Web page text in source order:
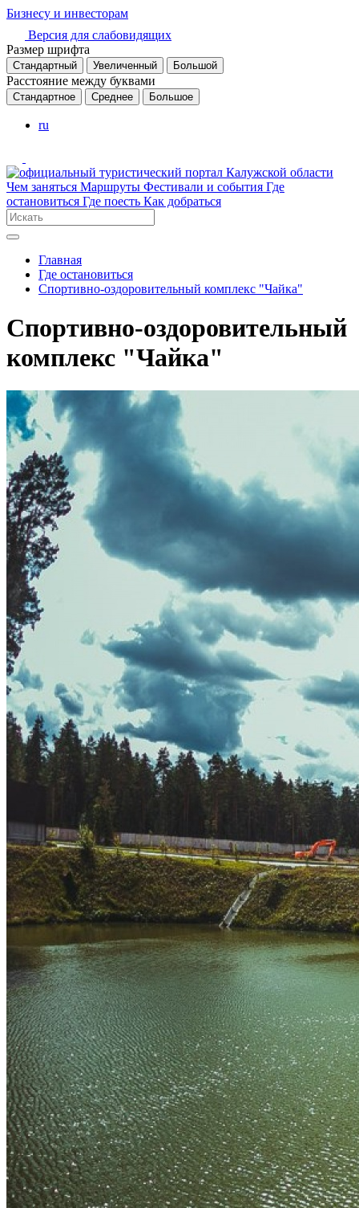
Бизнесу и инвесторам
Версия для слабовидящих
Размер шрифта
Стандартный Увеличенный Большой
Расстояние между буквами
Стандартное Среднее Большое
ru
Чем заняться Маршруты Фестивали и события Где
остановиться Где поесть Как добраться
Главная
Где остановиться
Спортивно-оздоровительный комплекс "Чайка"
Спортивно-оздоровительный
комплекс "Чайка"